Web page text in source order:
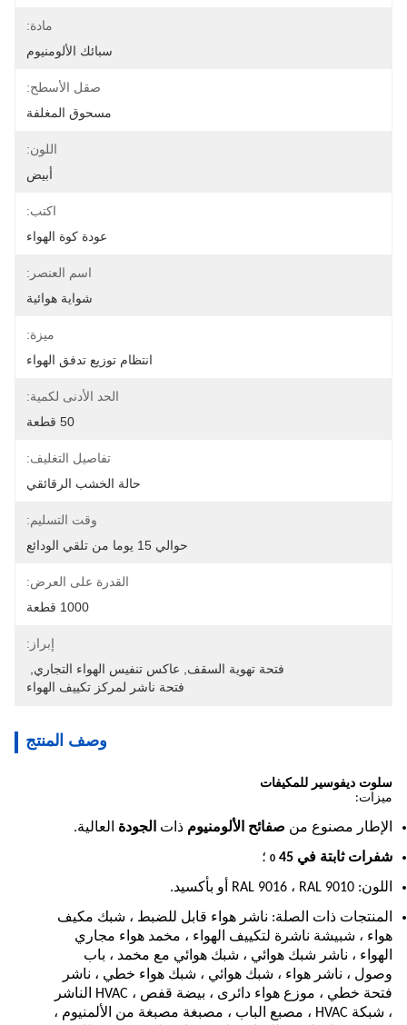
مادة:
سبائك الألومنيوم
صقل الأسطح:
مسحوق المغلفة
اللون:
أبيض
اكتب:
عودة كوة الهواء
اسم العنصر:
شواية هوائية
ميزة:
انتظام توزيع تدفق الهواء
الحد الأدنى لكمية:
50 قطعة
تفاصيل التغليف:
حالة الخشب الرقائقي
وقت التسليم:
حوالي 15 يوما من تلقي الودائع
القدرة على العرض:
1000 قطعة
إبراز:
فتحة تهوية السقف
عاكس تنفيس الهواء التجاري
فتحة ناشر لمركز تكييف الهواء
وصف المنتج
سلوت ديفوسير للمكيفات
ميزات:
الإطار مصنوع من صفائح الألومنيوم ذات الجودة العالية.
شفرات ثابتة في 45 0 ؛
اللون: RAL 9016 ، RAL 9010 أو بأكسيد.
المنتجات ذات الصلة: ناشر هواء قابل للضبط ، شبك مكيف
هواء ، شبيشة ناشرة لتكييف الهواء ، مخمد هواء مجاري
الهواء ، ناشر شبك هوائي ، شبك هوائي مع مخمد ، باب
وصول ، ناشر هواء ، شبك هوائي ، شبك هواء خطي ، ناشر
فتحة خطي ، موزع هواء دائرى ، بيضة قفص ، HVAC الناشر
، شبكة HVAC ، مصبع الباب ، مصبغة مصبغة من الألمنيوم ،